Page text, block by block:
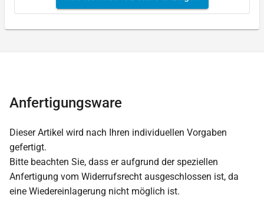
Anfertigungsware
Dieser Artikel wird nach Ihren individuellen Vorgaben
gefertigt.
Bitte beachten Sie, dass er aufgrund der speziellen
Anfertigung vom Widerrufsrecht ausgeschlossen ist, da
eine Wiedereinlagerung nicht möglich ist.